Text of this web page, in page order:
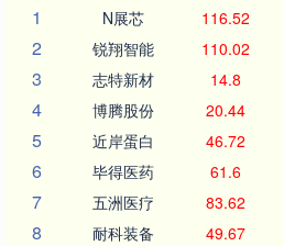
1
N展芯 116.52
2 锐翔智能 110.02
3 志特新材 14.8
4 博腾股份 20.44
5 近岸蛋白 46.72
6 毕得医药 61.6
7 五洲医疗 83.62
8 耐科装备 49.67